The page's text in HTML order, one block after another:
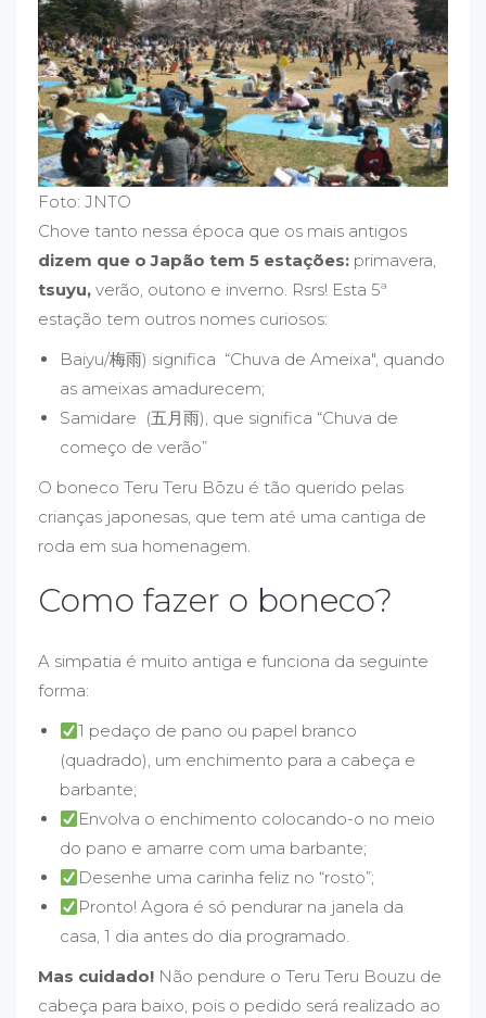
Foto: JNTO
Chove tanto nessa época que os mais antigos
dizem que o Japão tem 5 estações: primavera,
tsuyu, verão, outono e inverno. Rsrs! Esta 5ª
estação tem outros nomes curiosos:
Baiyu/梅雨) significa “Chuva de Ameixa", quando
as ameixas amadurecem;
Samidare (五月雨), que significa “Chuva de
começo de verão”
O boneco Teru Teru Bōzu é tão querido pelas
crianças japonesas, que tem até uma cantiga de
roda em sua homenagem.
Como fazer o boneco?
A simpatia é muito antiga e funciona da seguinte
forma:
1 pedaço de pano ou papel branco
(quadrado), um enchimento para a cabeça e
barbante;
Envolva o enchimento colocando-o no meio
do pano e amarre com uma barbante;
Desenhe uma carinha feliz no “rosto”;
Pronto! Agora é só pendurar na janela da
casa, 1 dia antes do dia programado.
Mas cuidado! Não pendure o Teru Teru Bouzu de
cabeça para baixo, pois o pedido será realizado ao